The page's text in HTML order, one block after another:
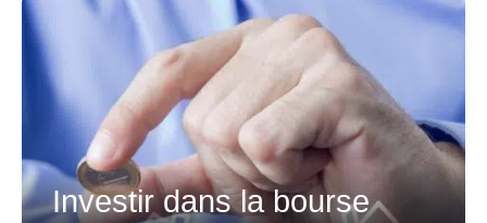
Investir dans la bourse